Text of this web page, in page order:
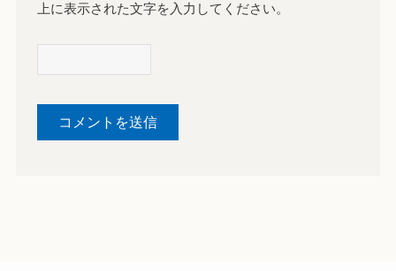
上に表示された文字を入力してください。